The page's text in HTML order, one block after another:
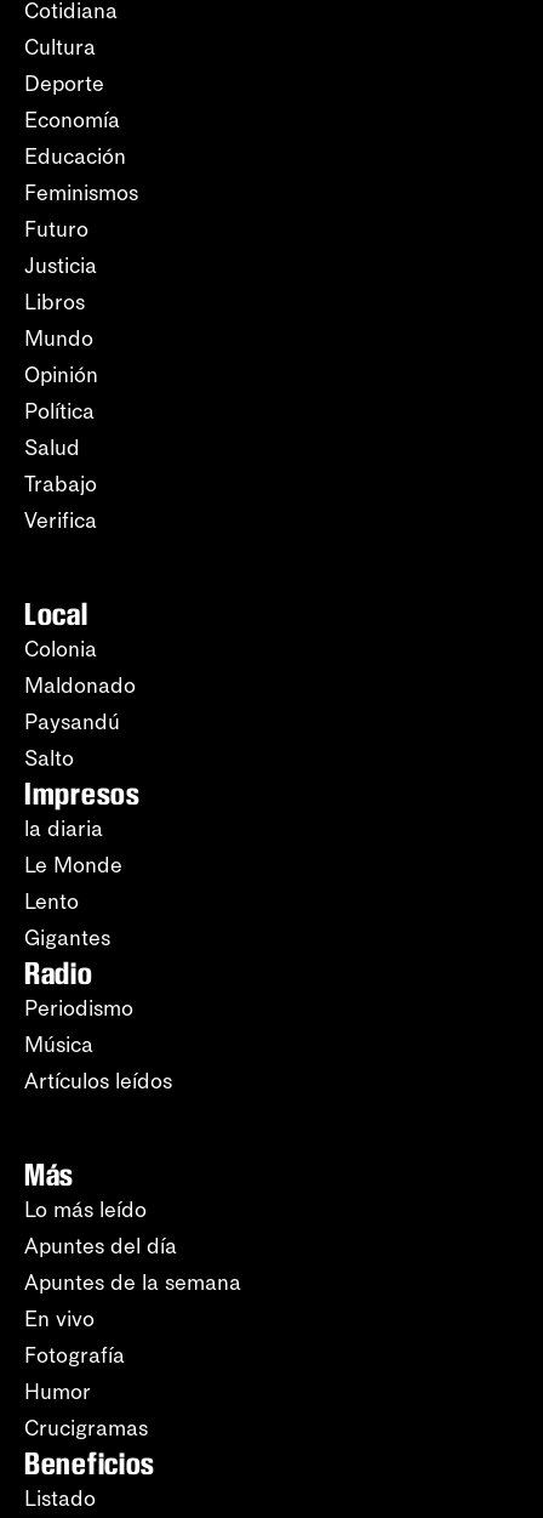
Cotidiana
Cultura
Deporte
Economía
Educación
Feminismos
Futuro
Justicia
Libros
Mundo
Opinión
Política
Salud
Trabajo
Verifica
Local
Colonia
Maldonado
Paysandú
Salto
Impresos
la diaria
Le Monde
Lento
Gigantes
Radio
Periodismo
Música
Artículos leídos
Más
Lo más leído
Apuntes del día
Apuntes de la semana
En vivo
Fotografía
Humor
Crucigramas
Beneficios
Listado